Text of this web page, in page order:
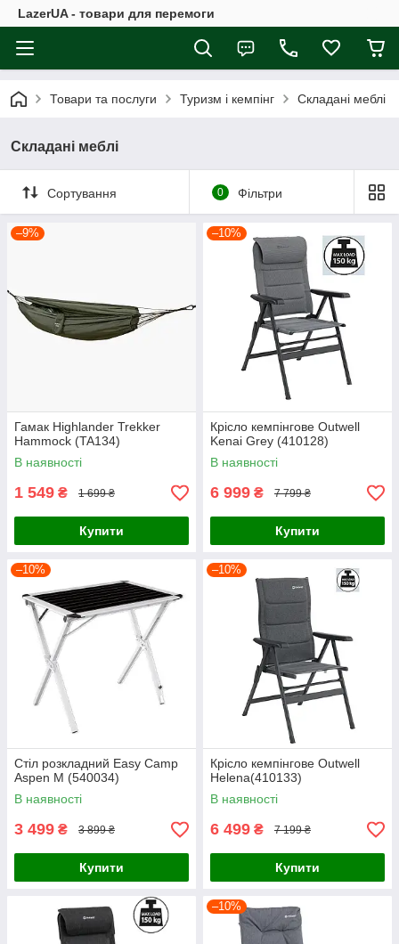
LazerUA - товари для перемоги
Товари та послуги Туризм і кемпінг Складані меблі
Складані меблі
Сортування 0 Фільтри
–9%
Гамак Highlander Trekker
Hammock (TA134)
В наявності
1 549 ₴ 1 699 ₴
Купити
–10%
Крісло кемпінгове Outwell
Kenai Grey (410128)
В наявності
6 999 ₴ 7 799 ₴
Купити
–10%
Стіл розкладний Easy Camp
Aspen M (540034)
В наявності
3 499 ₴ 3 899 ₴
Купити
–10%
Крісло кемпінгове Outwell
Helena(410133)
В наявності
6 499 ₴ 7 199 ₴
Купити
–10%